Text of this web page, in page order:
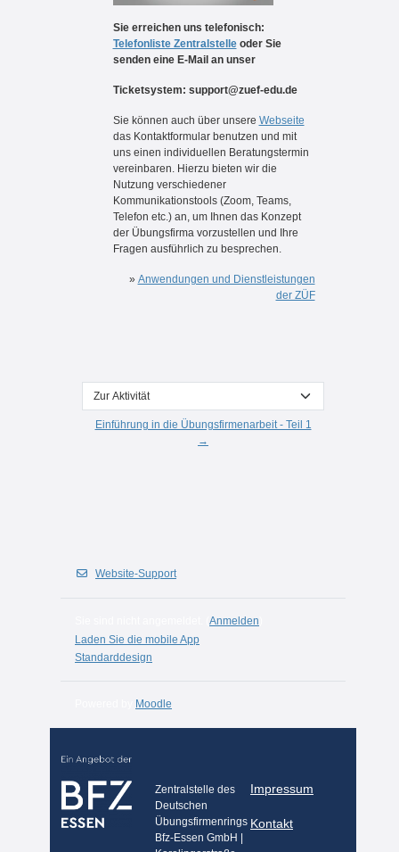
Sie erreichen uns telefonisch:
Telefonliste Zentralstelleoder Sie
senden eine E-Mail an unser
Ticketsystem: support@zuef-edu.de
Sie können auch über unsere Webseite
das Kontaktformular benutzen und mit
uns einen individuellen Beratungstermin
vereinbaren. Hierzu bieten wir die
Nutzung verschiedener
Kommunikationstools (Zoom, Teams,
Telefon etc.) an, um Ihnen das Konzept
der Übungsfirma vorzustellen und Ihre
Fragen ausführlich zu besprechen.
» Anwendungen und Dienstleistungen
der ZÜF
Zur Aktivität
Einführung in die Übungsfirmenarbeit - Teil 1
→
Website-Support
Anmelden
Laden Sie die mobile App
Standarddesign
Moodle
Zentralstelle des
Deutschen
Übungsfirmenrings
Bfz-Essen GmbH |
Impressum
Kontakt